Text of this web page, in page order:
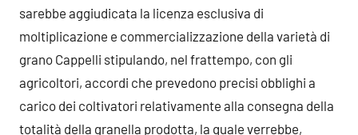
sarebbe aggiudicata la licenza esclusiva di
moltiplicazione e commercializzazione della varietà di
grano Cappelli stipulando, nel frattempo, con gli
agricoltori, accordi che prevedono precisi obblighi a
carico dei coltivatori relativamente alla consegna della
totalità della granella prodotta, la quale verrebbe,